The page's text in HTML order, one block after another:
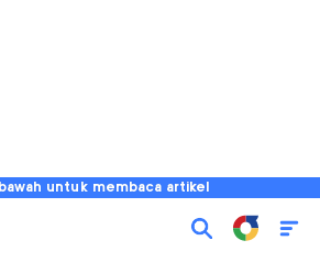
untuk membaca artikel